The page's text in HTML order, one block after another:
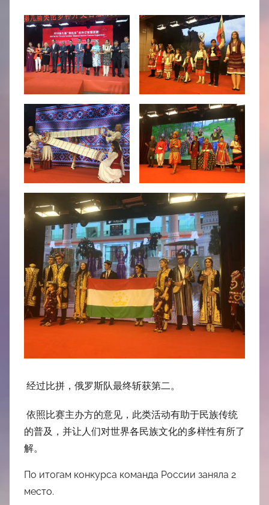
经过比拼，俄罗斯队最终斩获第二。
依照比赛主办方的意见，此类活动有助于民族传统
的普及，并让人们对世界各民族文化的多样性有所了
解。
По итогам конкурса команда России заняла 2
место.